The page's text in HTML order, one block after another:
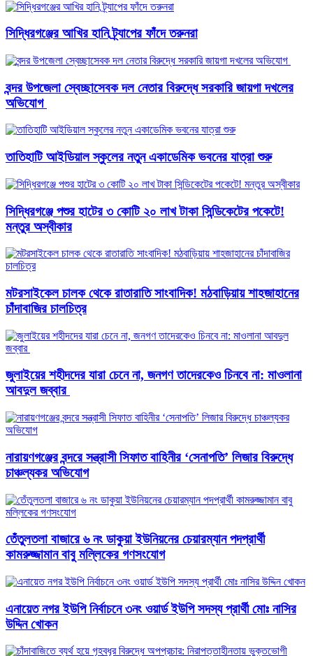
সিদ্ধিরগঞ্জের আখির হানি ট্র্যাপের ফাঁদে তরুনরা
বন্দর উপজেলা স্বেচ্ছাসেবক দল নেতার বিরুদ্ধে সরকারি জায়গা দখলের
অভিযোগ ‎
তাতিহাটি আইডিয়াল স্কুলের নতুন একাডেমিক ভবনের যাত্রা শুরু
সিদ্ধিরগঞ্জে পশুর হাটের ৩ কোটি ২০ লাখ টাকা সিন্ডিকেটের পকেটে!
মন্তুর অস্বীকার
মটরসাইকেল চালক থেকে রাতারাতি সাংবাদিক! মঠবাড়িয়ায় শাহজাহানের
চাঁদাবাজির চালচিত্র
জুলাইয়ের শহীদদের যারা চেনে না, জনগণ তাদেরকেও চিনবে না: মাওলানা
আবদুল জব্বার ​
নারায়ণগঞ্জের বন্দরে সন্ত্রাসী সিফাত বাহিনীর ‘সেনাপতি’ লিজার বিরুদ্ধে
চাঞ্চল্যকর অভিযোগ
তেঁতুলতলা বাজারে ৬ নং ডাকুয়া ইউনিয়নের চেয়ারম্যান পদপ্রার্থী
কামরুজ্জামান বাবু মল্লিকের গণসংযোগ
এনায়েত নগর ইউপি নির্বাচনে ৩নং ওয়ার্ড ইউপি সদস্য প্রার্থী মোঃ নাসির
উদ্দিন খোকন